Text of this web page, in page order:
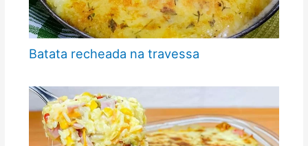
Batata recheada na travessa